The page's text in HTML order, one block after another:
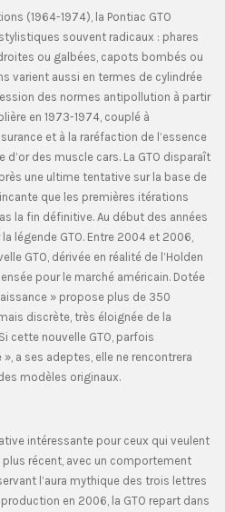
(1964-1974), la Pontiac GTO
souvent radicaux : phares
ou galbées, capots bombés ou
varient aussi en termes de cylindrée
des normes antipollution à partir
en 1973-1974, couplé à
et à la raréfaction de l’essence
d’or des muscle cars. La GTO disparaît
une ultime tentative sur la base de
que les premières itérations
la fin définitive. Au début des années
légende GTO. Entre 2004 et 2006,
GTO, dérivée en réalité de l’Holden
pour le marché américain. Dotée
» propose plus de 350
discrète, très éloignée de la
cette nouvelle GTO, parfois
a ses adeptes, elle ne rencontrera
modèles originaux.
intéressante pour ceux qui veulent
plus récent, avec un comportement
l’aura mythique des trois lettres
production en 2006, la GTO repart dans